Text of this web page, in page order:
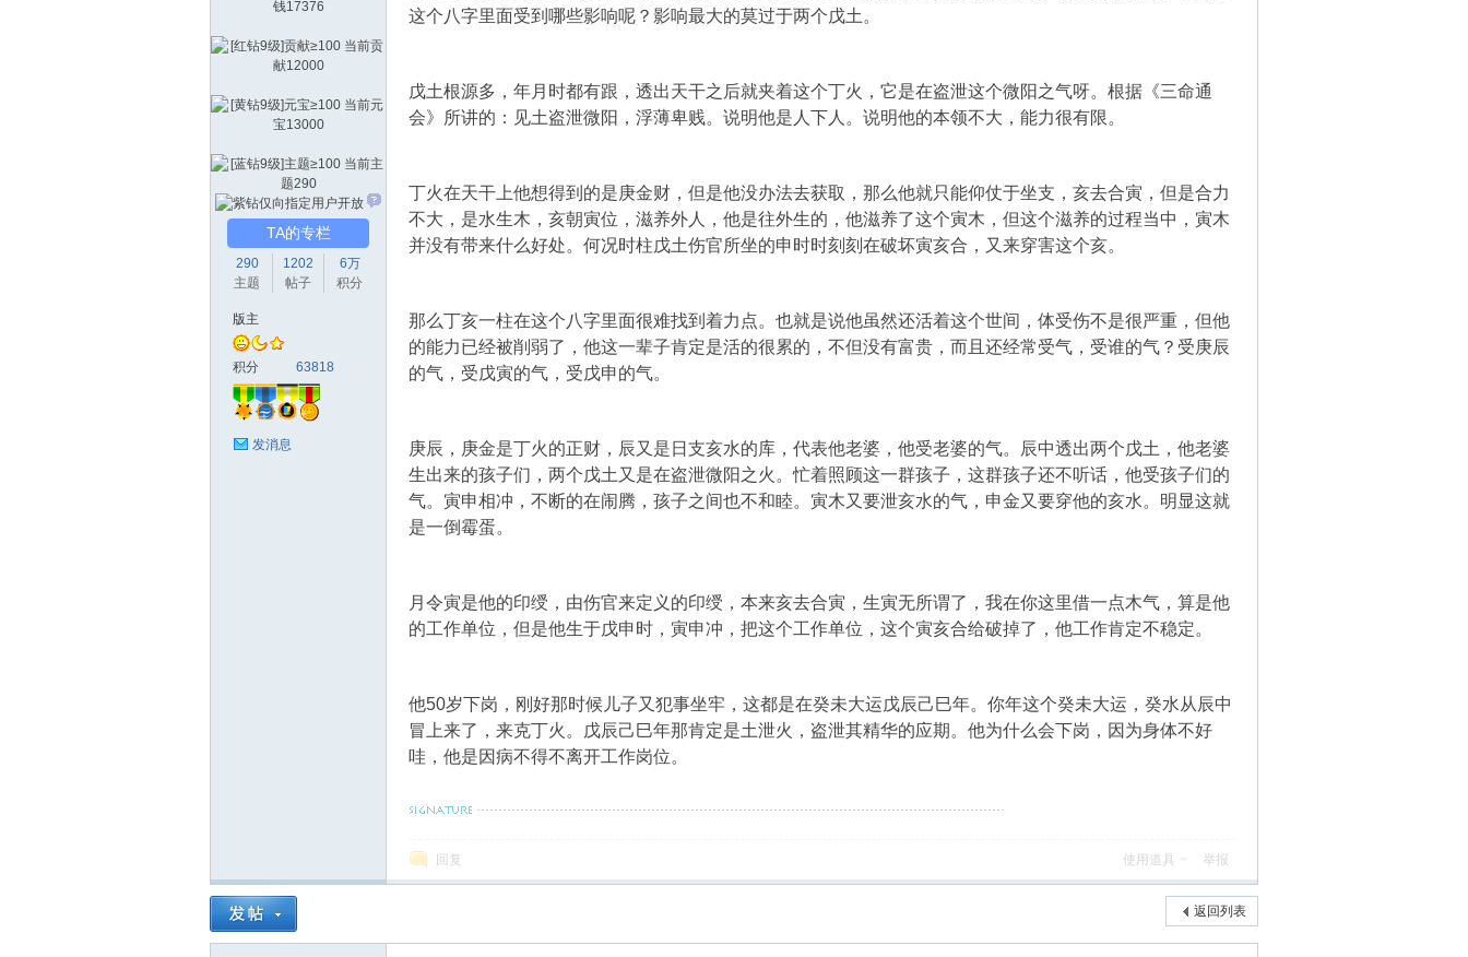
学
TA的专栏
290
主题
1202
帖子
6万
积分
版主
积分 63818
发消息
这个八字里面受到哪些影响呢？影响最大的莫过于两个戊土。
戊土根源多，年月时都有跟，透出天干之后就夹着这个丁火，它是在盗泄这个微阳之气呀。根据《三命通
会》所讲的：见土盗泄微阳，浮薄卑贱。说明他是人下人。说明他的本领不大，能力很有限。
丁火在天干上他想得到的是庚金财，但是他没办法去获取，那么他就只能仰仗于坐支，亥去合寅，但是合力
不大，是水生木，亥朝寅位，滋养外人，他是往外生的，他滋养了这个寅木，但这个滋养的过程当中，寅木
并没有带来什么好处。何况时柱戊土伤官所坐的申时时刻刻在破坏寅亥合，又来穿害这个亥。
那么丁亥一柱在这个八字里面很难找到着力点。也就是说他虽然还活着这个世间，体受伤不是很严重，但他
的能力已经被削弱了，他这一辈子肯定是活的很累的，不但没有富贵，而且还经常受气，受谁的气？受庚辰
的气，受戊寅的气，受戊申的气。
庚辰，庚金是丁火的正财，辰又是日支亥水的库，代表他老婆，他受老婆的气。辰中透出两个戊土，他老婆
生出来的孩子们，两个戊土又是在盗泄微阳之火。忙着照顾这一群孩子，这群孩子还不听话，他受孩子们的
气。寅申相冲，不断的在闹腾，孩子之间也不和睦。寅木又要泄亥水的气，申金又要穿他的亥水。明显这就
是一倒霉蛋。
月令寅是他的印绶，由伤官来定义的印绶，本来亥去合寅，生寅无所谓了，我在你这里借一点木气，算是他
的工作单位，但是他生于戊申时，寅申冲，把这个工作单位，这个寅亥合给破掉了，他工作肯定不稳定。
他50岁下岗，刚好那时候儿子又犯事坐牢，这都是在癸未大运戊辰己巳年。你年这个癸未大运，癸水从辰中
冒上来了，来克丁火。戊辰己巳年那肯定是土泄火，盗泄其精华的应期。他为什么会下岗，因为身体不好
哇，他是因病不得不离开工作岗位。
回复 使用道具 举报
返回列表